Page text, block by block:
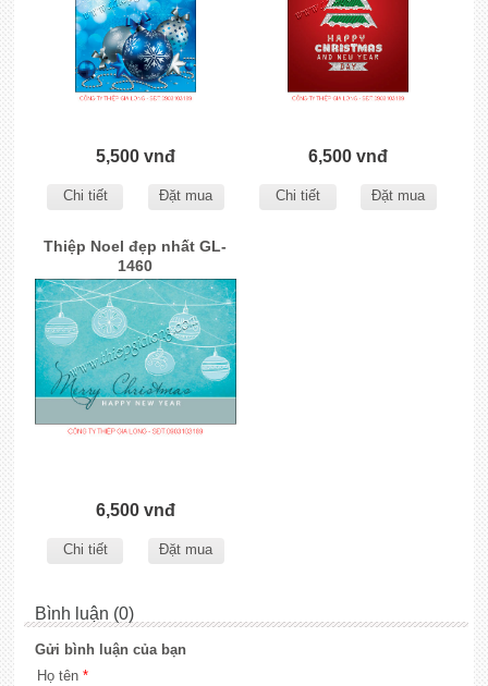
5,500 vnđ
Chi tiết Đặt mua
6,500 vnđ
Chi tiết Đặt mua
Thiệp Noel đẹp nhất GL-
1460
6,500 vnđ
Chi tiết Đặt mua
Bình luận (0)
Gửi bình luận của bạn
Họ tên *